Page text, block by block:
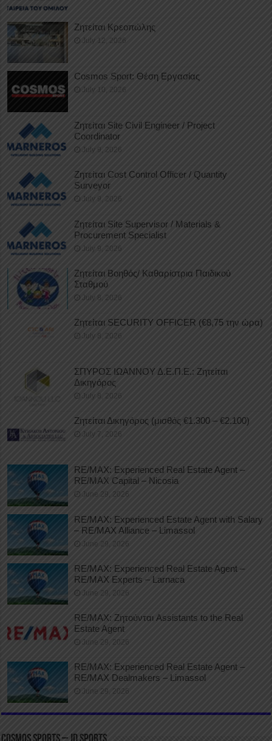
Ζητείται Κρεοπώλης
July 12, 2026
Cosmos Sport: Θέση Εργασίας
July 10, 2026
Ζητείται Site Civil Engineer / Project
Coordinator
July 9, 2026
Ζητείται Cost Control Officer / Quantity
Surveyor
July 9, 2026
Ζητείται Site Supervisor / Materials &
Procurement Specialist
July 9, 2026
Ζητείται Βοηθός/ Καθαρίστρια Παιδικού
Σταθμού
July 8, 2026
Ζητείται SECURITY OFFICER (€8,75 την ώρα)
July 8, 2026
ΣΠΥΡΟΣ ΙΩΑΝΝΟΥ Δ.Ε.Π.Ε.: Ζητείται
Δικηγόρος
July 8, 2026
Ζητείται Δικηγόρος (μισθός €1.300 – €2.100)
July 7, 2026
RE/MAX: Experienced Real Estate Agent –
RE/MAX Capital – Nicosia
June 29, 2026
RE/MAX: Experienced Estate Agent with Salary
– RE/MAX Alliance – Limassol
June 29, 2026
RE/MAX: Experienced Real Estate Agent –
RE/MAX Experts – Larnaca
June 29, 2026
RE/MAX: Ζητούνται Assistants to the Real
Estate Agent
June 29, 2026
RE/MAX: Experienced Real Estate Agent –
RE/MAX Dealmakers – Limassol
June 29, 2026